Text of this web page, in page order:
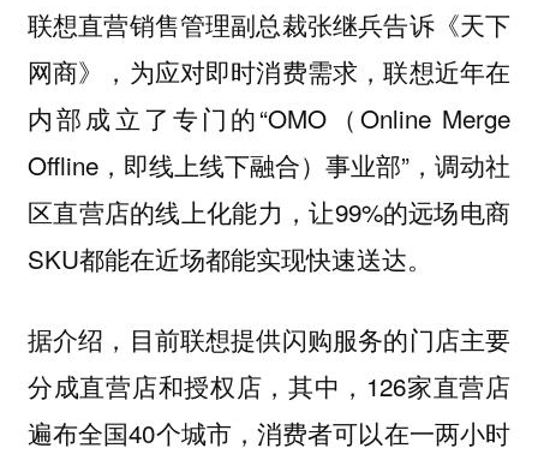
联想直营销售管理副总裁张继兵告诉《天下
网商》，为应对即时消费需求，联想近年在
内部成立了专门的“OMO（Online Merge
Offline，即线上线下融合）事业部”，调动社
区直营店的线上化能力，让99%的远场电商
SKU都能在近场都能实现快速送达。
据介绍，目前联想提供闪购服务的门店主要
分成直营店和授权店，其中，126家直营店
遍布全国40个城市，消费者可以在一两小时